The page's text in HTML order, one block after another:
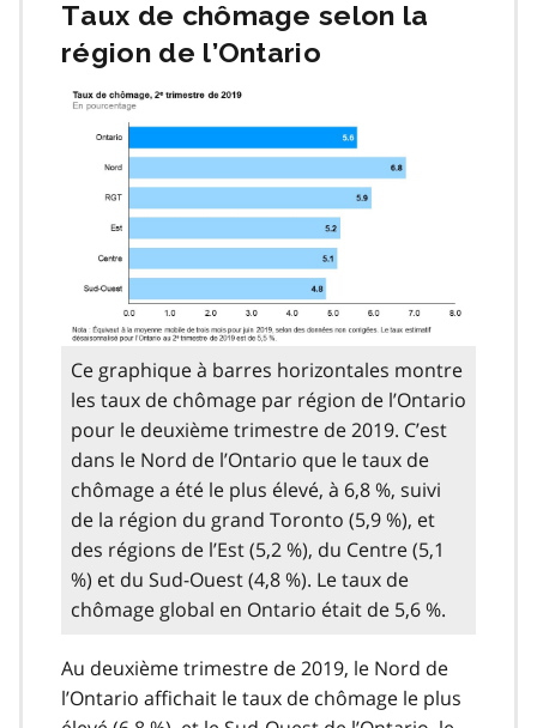
Taux de chômage selon la
région de l’Ontario
Ce graphique à barres horizontales montre
les taux de chômage par région de l’Ontario
pour le deuxième trimestre de 2019. C’est
dans le Nord de l’Ontario que le taux de
chômage a été le plus élevé, à 6,8 %, suivi
de la région du grand Toronto (5,9 %), et
des régions de l’Est (5,2 %), du Centre (5,1
%) et du Sud-Ouest (4,8 %). Le taux de
chômage global en Ontario était de 5,6 %.
Au deuxième trimestre de 2019, le Nord de
l’Ontario affichait le taux de chômage le plus